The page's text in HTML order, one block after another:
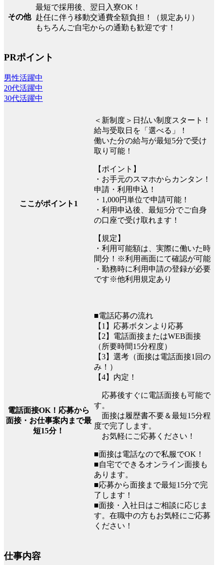
その他
最短で採用後、翌日入寮OK！
赴任に伴う移動交通費全額負担！（規定あり）
もちろんご自宅からの通勤も歓迎です！
PRポイント
男性活躍中
20代活躍中
30代活躍中
ここがポイント1
＜新制度＞日払い制度スタート！
給与受取日を「選べる」！
働いた分の給与が最短5分で受け
取り可能！
【ポイント】
・お手元のスマホからカンタン！
申請・利用申込！
・1,000円単位で申請可能！
・利用申込後、最短5分でご自身
の口座で受け取れます！
【規定】
・利用可能額は、実際に働いた時
間分！※利用画面にて確認が可能
・勤務時に利用申請の登録が必要
です※他利用規定あり
電話面接OK！応募から
面接・お仕事案内まで最
短15分！
■電話応募の流れ
【1】応募ボタンより応募
【2】電話面接またはWEB面接
（所要時間15分程度）
【3】選考（面接は電話面接1回の
み！）
【4】内定！
応募後すぐに電話面接も可能で
す。
面接は履歴書不要＆最短15分程
度で完了します。
お気軽にご応募ください！
■面接は電話なので私服でOK！
■自宅でできるオンライン面接も
あります。
■応募から面接まで最短15分で完
了します！
■面接・入社日はご相談に応じま
す。在職中の方もお気軽にご応募
ください！
仕事内容